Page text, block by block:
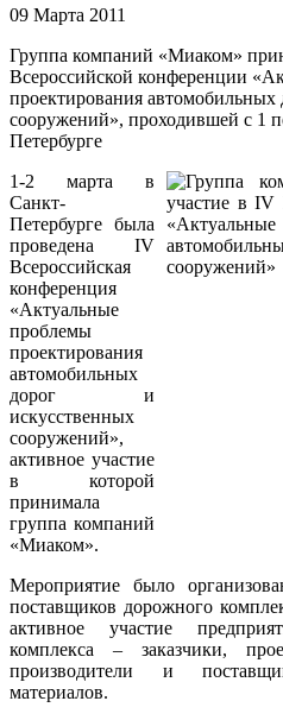
09 Марта 2011
Группа компаний «Миаком»
Всероссийской конференции
проектирования автомобильных
сооружений», проходившей с 1
Петербурге
1-2 марта в
Санкт-
Петербурге была
проведена IV
Всероссийская
конференция
«Актуальные
проблемы
проектирования
автомобильных
дорог и
искусственных
сооружений»,
активное участие
в которой
принимала
группа компаний
«Миаком».
Мероприятие было
поставщиков дорожного
активное участие
комплекса – заказчики,
производители и
материалов.